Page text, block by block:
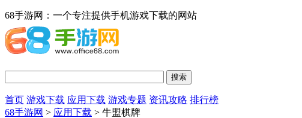
68手游网：一个专注提供手机游戏下载的网站
首页 游戏下载 应用下载 游戏专题 资讯攻略 排行榜
68手游网 > 应用下载 > 牛盟棋牌